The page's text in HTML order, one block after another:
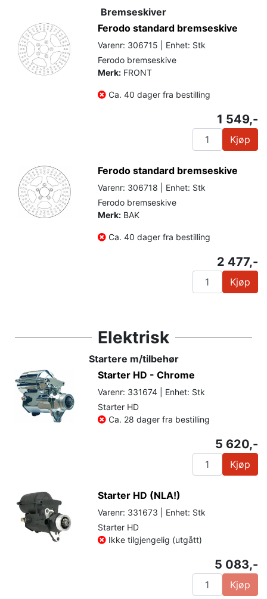
Bremseskiver
Ferodo standard bremseskive
Varenr: 306715 | Enhet: Stk
Ferodo bremseskive
Merk: FRONT
Ca. 40 dager fra bestilling
1 549,-
Kjøp
Ferodo standard bremseskive
Varenr: 306718 | Enhet: Stk
Ferodo bremseskive
Merk: BAK
Ca. 40 dager fra bestilling
2 477,-
Kjøp
Elektrisk
Startere m/tilbehør
Starter HD - Chrome
Varenr: 331674 | Enhet: Stk
Starter HD
Ca. 28 dager fra bestilling
5 620,-
Kjøp
Starter HD (NLA!)
Varenr: 331673 | Enhet: Stk
Starter HD
Ikke tilgjengelig (utgått)
5 083,-
Kjøp